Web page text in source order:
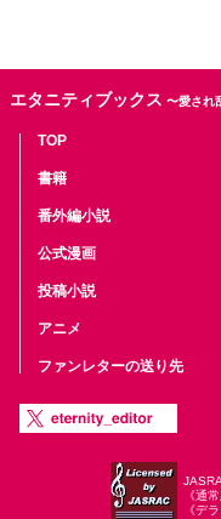
エタニティブックス 〜愛され
TOP
書籍
番外編小説
公式漫画
投稿小説
アニメ
ファンレターの送り先
《通
《デ